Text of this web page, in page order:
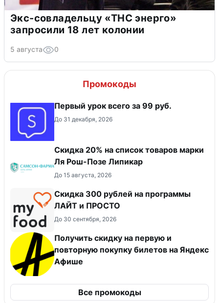
Экс-совладельцу «ТНС энерго»
запросили 18 лет колонии
5 августа 0
Промокоды
Первый урок всего за 99 руб.
До 31 декабря, 2026
Скидка 20% на список товаров марки
Ля Рош-Позе Липикар
До 15 августа, 2026
​Скидка 300 рублей на программы
ЛАЙТ и ПРОСТО
До 30 сентября, 2026
Получить скидку на первую и
повторную покупку билетов на Яндекс
Афише
Все промокоды